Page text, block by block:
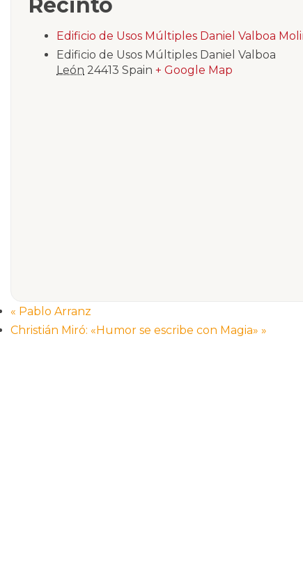
Recinto
Edificio de Usos Múltiples Daniel Valboa
Edificio de Usos Múltiples Daniel Valboa
León 24413 Spain + Google Map
« Pablo Arranz
Christián Miró: «Humor se escribe con Magia» »